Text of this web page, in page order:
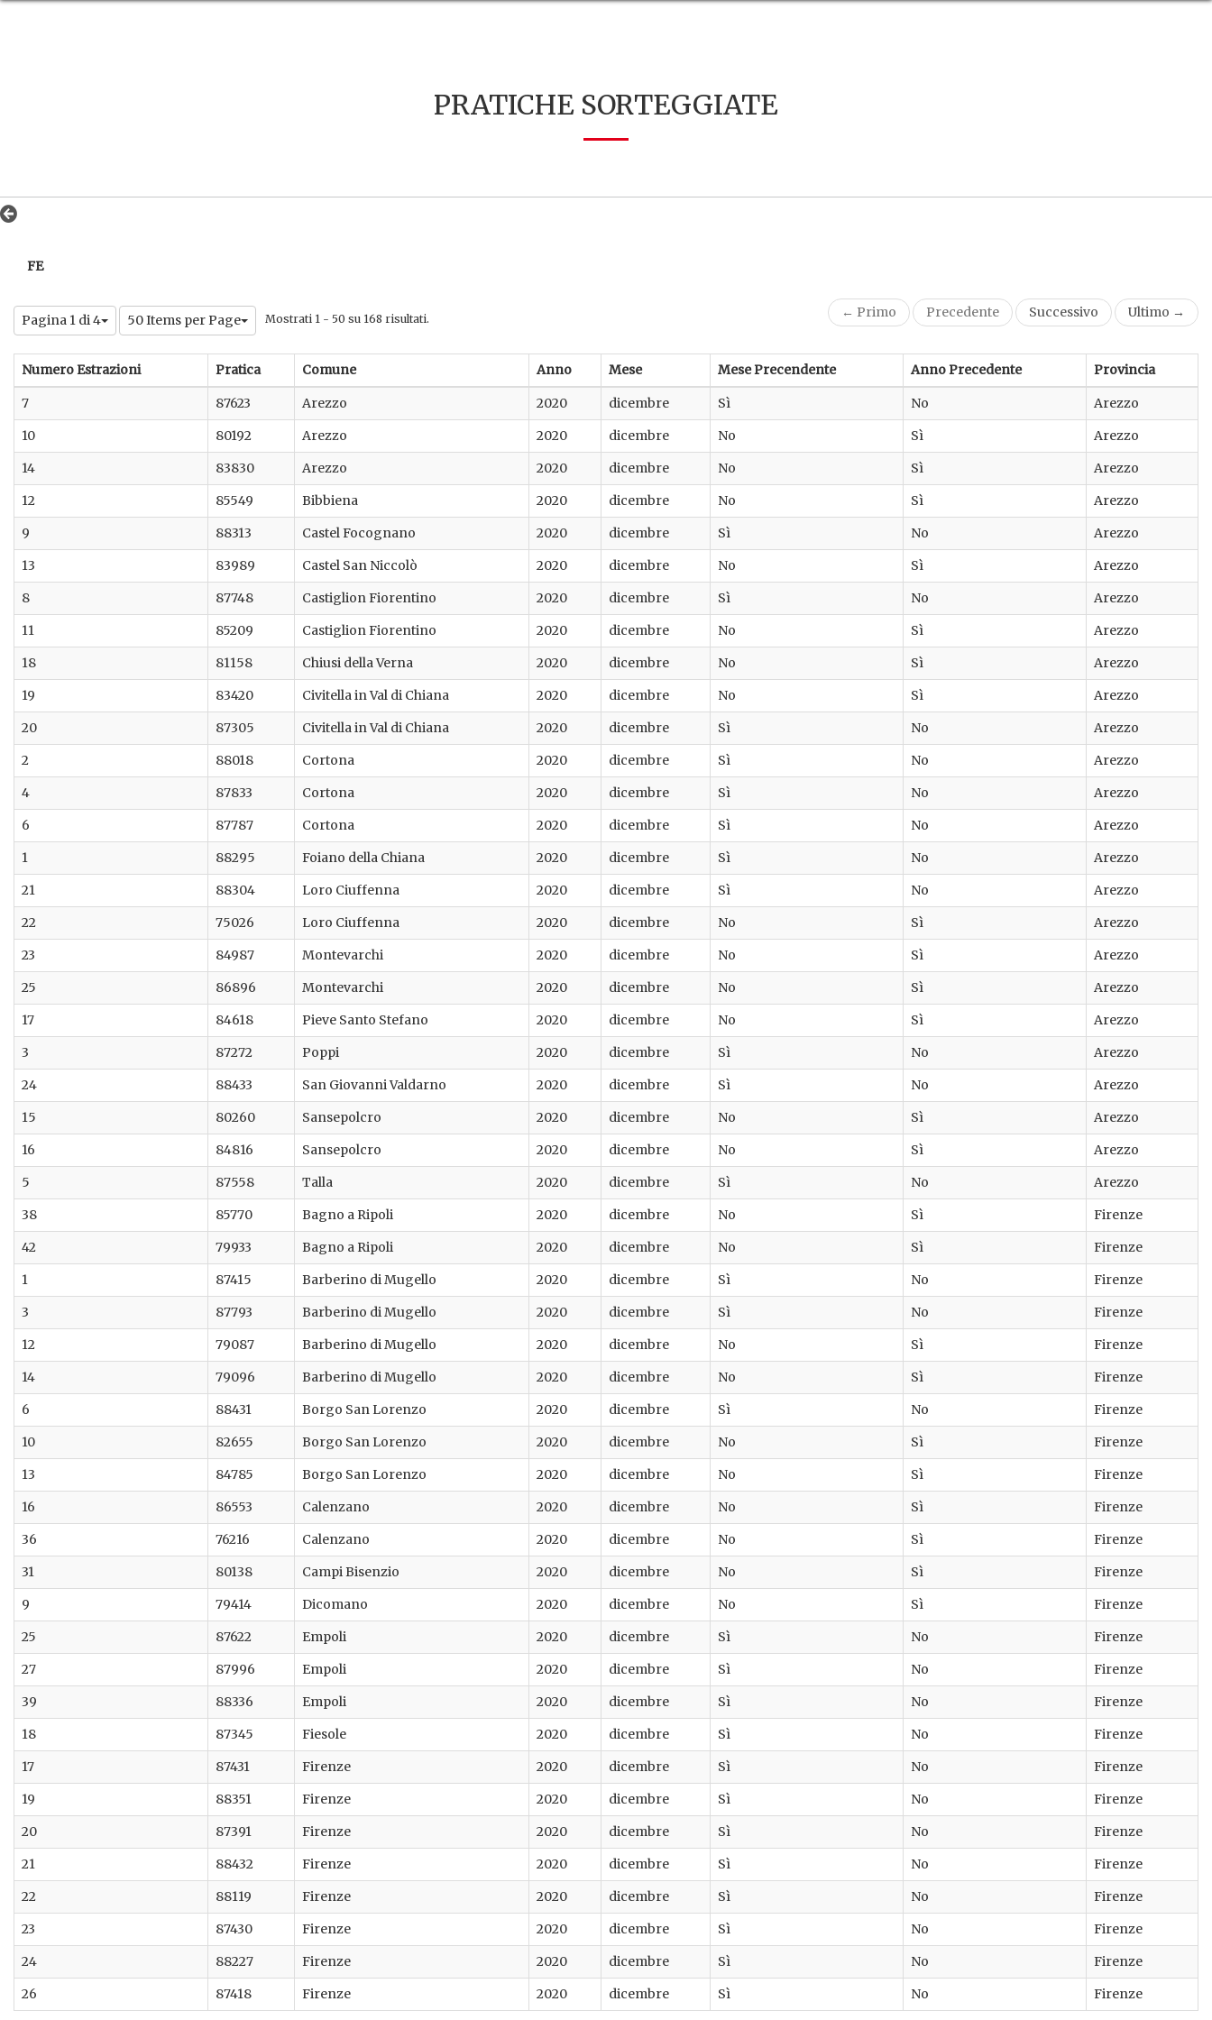
PRATICHE SORTEGGIATE
FE
Pagina 1 di 4 50 Items per Page Mostrati 1 - 50 su 168 risultati. ← Primo Precedente Successivo Ultimo →
Numero Estrazioni Pratica Comune Anno Mese Mese Precendente Anno Precedente Provincia
7 87623 Arezzo 2020 dicembre Sì No
Arezzo
10
80192 Arezzo 2020 dicembre No Sì
Arezzo
14
83830 Arezzo 2020 dicembre No Sì
Arezzo
12
85549 Bibbiena 2020 dicembre No Sì
Arezzo
9
88313 Castel Focognano 2020 dicembre Sì No
Arezzo
13
83989 Castel San Niccolò 2020 dicembre No Sì
Arezzo
8
87748 Castiglion Fiorentino 2020 dicembre Sì No
Arezzo
11
85209 Castiglion Fiorentino 2020 dicembre No Sì
Arezzo
18
81158 Chiusi della Verna 2020 dicembre No Sì
Arezzo
19
83420 Civitella in Val di Chiana 2020 dicembre No Sì
Arezzo
20
87305 Civitella in Val di Chiana 2020 dicembre Sì No
Arezzo
2
88018 Cortona 2020 dicembre Sì No
Arezzo
4
87833 Cortona 2020 dicembre Sì No
Arezzo
6
87787 Cortona 2020 dicembre Sì No
Arezzo
1
88295 Foiano della Chiana 2020 dicembre Sì No
Arezzo
21
88304 Loro Ciuffenna 2020 dicembre Sì No
Arezzo
22
75026 Loro Ciuffenna 2020 dicembre No Sì
Arezzo
23
84987 Montevarchi 2020 dicembre No Sì
Arezzo
25
86896 Montevarchi 2020 dicembre No Sì
Arezzo
17
84618 Pieve Santo Stefano 2020 dicembre No Sì
Arezzo
3
87272 Poppi 2020 dicembre Sì No
Arezzo
24
88433 San Giovanni Valdarno 2020 dicembre Sì No
Arezzo
15
80260 Sansepolcro 2020 dicembre No Sì
Arezzo
16
84816 Sansepolcro 2020 dicembre No Sì
Arezzo
5
87558 Talla 2020 dicembre Sì No
Arezzo
38
85770 Bagno a Ripoli 2020 dicembre No Sì
Firenze
42
79933 Bagno a Ripoli 2020 dicembre No Sì
Firenze
1
87415 Barberino di Mugello 2020 dicembre Sì No
Firenze
3
87793 Barberino di Mugello 2020 dicembre Sì No
Firenze
12
79087 Barberino di Mugello 2020 dicembre No Sì
Firenze
14
79096 Barberino di Mugello 2020 dicembre No Sì
Firenze
6
88431 Borgo San Lorenzo 2020 dicembre Sì No
Firenze
10
82655 Borgo San Lorenzo 2020 dicembre No Sì
Firenze
13
84785 Borgo San Lorenzo 2020 dicembre No Sì
Firenze
16
86553 Calenzano 2020 dicembre No Sì
Firenze
36
76216 Calenzano 2020 dicembre No Sì
Firenze
31
80138 Campi Bisenzio 2020 dicembre No Sì
Firenze
9
79414 Dicomano 2020 dicembre No Sì
Firenze
25
87622 Empoli 2020 dicembre Sì No
Firenze
27
87996 Empoli 2020 dicembre Sì No
Firenze
39
88336 Empoli 2020 dicembre Sì No
Firenze
18
87345 Fiesole 2020 dicembre Sì No
Firenze
17
87431 Firenze 2020 dicembre Sì No
Firenze
19
88351 Firenze 2020 dicembre Sì No
Firenze
20
87391 Firenze 2020 dicembre Sì No
Firenze
21
88432 Firenze 2020 dicembre Sì No
Firenze
22
88119 Firenze 2020 dicembre Sì No
Firenze
23
87430 Firenze 2020 dicembre Sì No
Firenze
24
88227 Firenze 2020 dicembre Sì No
Firenze
26
87418 Firenze 2020 dicembre Sì No Firenze